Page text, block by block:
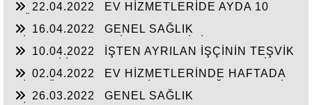
PAYI-YURTDIŞI EMEKLİLERİNİN VERECEĞİ
YOKLAMA BELGESİ-EVLENME İZNİ
22.04.2022
EV HİZMETLERİDE AYDA 10
KAPICILIĞI YAPANLARIN KOLAY İŞVERENLİK
UYGULAMASI İLE SGK BİLDİRİMLERİ.
16.04.2022
GENEL SAĞLIK
VEYA DIŞARIDAN ÜLKEMİZE TAŞIMALARINDA
YAPILACAKLAR-İSTEĞE BAĞLI
SİGORTALILARIN BORCU VE GSS
10.04.2022
İŞTEN AYRILAN İŞÇİNİN TEŞVİK
YEDEK SUBAYLIK HİZMETİNİN EMEKLİ
İKRAMİYESİNE KATKISI?
02.04.2022
EV HİZMETLERİNDE HAFTADA
BORÇLANMASIIN EMEKLİLİĞE ETKİSİ
26.03.2022
GENEL SAĞLIK